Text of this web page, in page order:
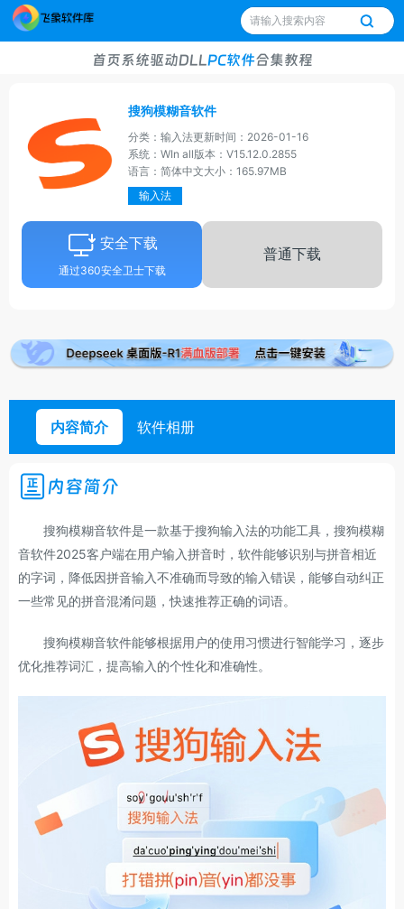
首页系统驱动DLLPC软件合集教程
搜狗模糊音软件
分类：输入法更新时间：2026-01-16
系统：WIn all版本：V15.12.0.2855
语言：简体中文大小：165.97MB
输入法
安全下载
通过360安全卫士下载
普通下载
内容简介 软件相册
内容简介
搜狗模糊音软件是一款基于搜狗输入法的功能工具，搜狗模糊
音软件2025客户端在用户输入拼音时，软件能够识别与拼音相近
的字词，降低因拼音输入不准确而导致的输入错误，能够自动纠正
一些常见的拼音混淆问题，快速推荐正确的词语。
搜狗模糊音软件能够根据用户的使用习惯进行智能学习，逐步
优化推荐词汇，提高输入的个性化和准确性。